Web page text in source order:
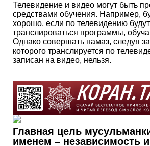
Телевидение и видео могут быть
средствами обучения. Например,
хорошо, если по телевидению будут
транслироваться программы,
Однако совершать намаз, следуя
которого транслируется по
записан на видео, нельзя.
Главная цель
именем – независимость